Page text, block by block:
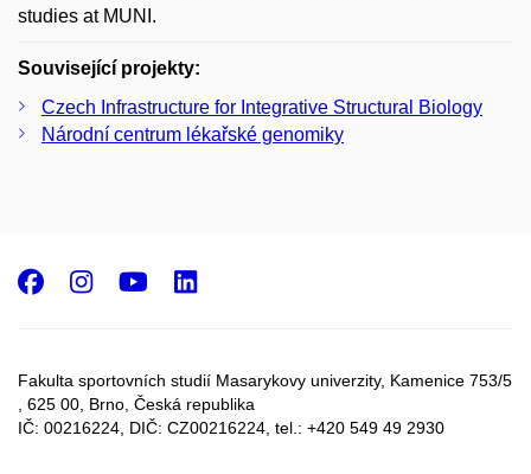
studies at MUNI.
Související projekty:
Czech Infrastructure for Integrative Structural Biology
Národní centrum lékařské genomiky
Fakulta sportovních studií Masarykovy univerzity, Kamenice 753/5​
, 625 00, Brno, Česká republika
IČ: 00216224, DIČ: CZ00216224, tel.: +420 549 49 2930
Facebook
Instagram
Youtube
LinkedIn